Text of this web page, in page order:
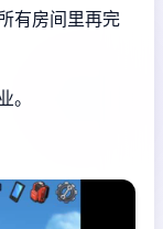
有房间里再完
。